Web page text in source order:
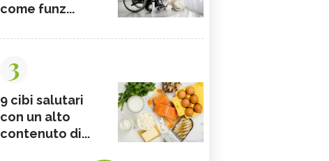
come funz...
3
9 cibi salutari
con un alto
contenuto di...